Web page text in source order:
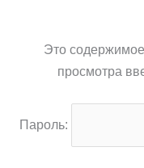
Это
просмотра
Пароль: